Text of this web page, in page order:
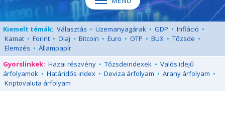
Kiemelt témák: Választás • Üzemanyagárak • GDP • Infláció •
Kamat • Forint • Olaj • Bitcoin • Euro • OTP • BUX • Tőzsde •
Elemzés • Állampapír
Gyorslinkek: Hazai részvény • Tőzsdeindexek • Valós idejű
árfolyamok • Határidős index • Deviza árfolyam • Arany árfolyam •
Kriptovaluta árfolyam